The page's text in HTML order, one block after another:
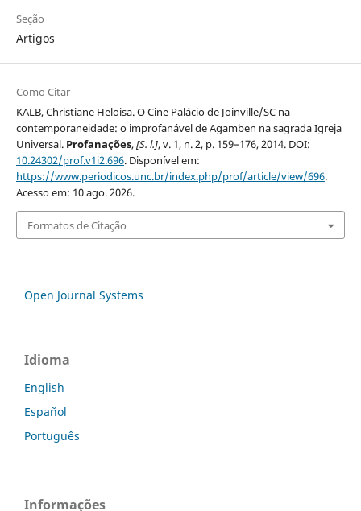
Seção
Artigos
Como Citar
KALB, Christiane Heloisa. O Cine Palácio de Joinville/SC na
contemporaneidade: o improfanável de Agamben na sagrada Igreja
Universal. Profanações,[S. l.], v. 1, n. 2, p. 159–176, 2014. DOI:
10.24302/prof.v1i2.696. Disponível em:
https://www.periodicos.unc.br/index.php/prof/article/view/696.
Acesso em: 10 ago. 2026.
Formatos de Citação
Open Journal Systems
Idioma
English
Español
Português
Informações